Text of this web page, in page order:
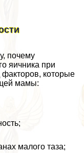
почему
яичника при
которые
мамы:
малого таза;